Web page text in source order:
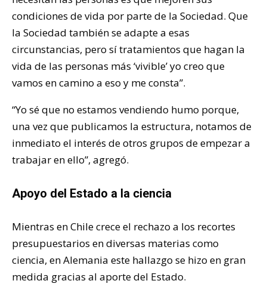
condiciones de vida por parte de la Sociedad. Que
la Sociedad también se adapte a esas
circunstancias, pero sí tratamientos que hagan la
vida de las personas más ‘vivible’ yo creo que
vamos en camino a eso y me consta”.
“Yo sé que no estamos vendiendo humo porque,
una vez que publicamos la estructura, notamos de
inmediato el interés de otros grupos de empezar a
trabajar en ello”, agregó.
Apoyo del Estado a la ciencia
Mientras en Chile crece el rechazo a los recortes
presupuestarios en diversas materias como
ciencia, en Alemania este hallazgo se hizo en gran
medida gracias al aporte del Estado.